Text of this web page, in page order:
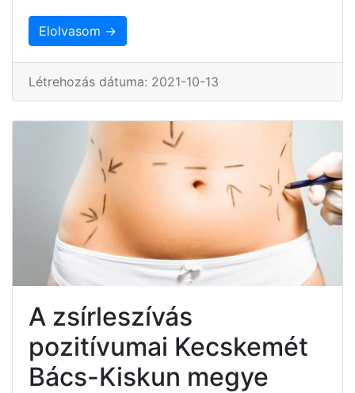
Elolvasom →
Létrehozás dátuma: 2021-10-13
A zsírleszívás
pozitívumai Kecskemét
Bács-Kiskun megye